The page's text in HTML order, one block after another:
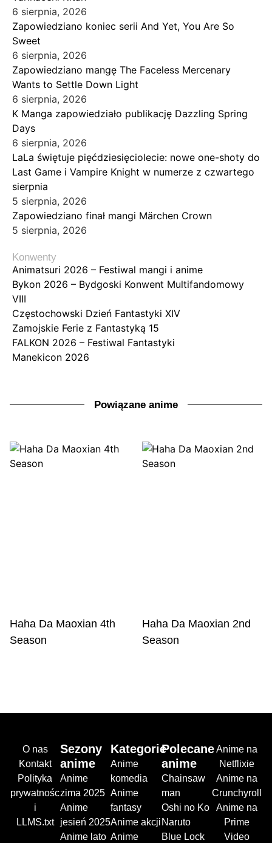
6 sierpnia, 2026
Zapowiedziano koniec serii And Yet, You Are So
Sweet
6 sierpnia, 2026
Zapowiedziano mangę The Faceless Mercenary
Wants to Settle Down Light
6 sierpnia, 2026
K Manga zapowiedziało publikację Dazzling Spring
Days
6 sierpnia, 2026
LaLa świętuje pięćdziesięciolecie: nowe one-shoty do
Last Game i Vampire Knight w numerze z czwartego
sierpnia
5 sierpnia, 2026
Zapowiedziano finał mangi Märchen Crown
5 sierpnia, 2026
Konwenty
Animatsuri 2026 – Festiwal mangi i anime
Bykon 2026 – Bydgoski Konwent Multifandomowy
VIII
Częstochowski Dzień Fantastyki XIV
Zamojskie Ferie z Fantastyką 15
FALKON 2026 – Festiwal Fantastyki
Manekicon 2026
Powiązane anime
Haha Da Maoxian 4th
Season
Haha Da Maoxian 2nd
Season
O nas
Kontakt
Polityka
prywatnośc
i
LLMS.txt
Sezony
anime
Anime
zima 2025
Anime
jesień 2025
Anime lato
Kategorie
Anime
komedia
Anime
fantasy
Anime akcji
Anime
Polecane
anime
Chainsaw
man
Oshi no Ko
Naruto
Blue Lock
Anime na
Netflixie
Anime na
Crunchyroll
Anime na
Prime
Video